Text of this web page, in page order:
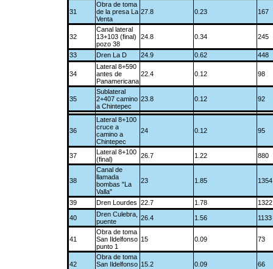
31
Obra de toma
de la presa La
Venta
27.8 0.23 167
32
Canal lateral
13+103 (final)
pozo 38
24.8 0.34 245
33 Dren La D 24.9 0.62 448
34
Lateral 8+590
antes de
Panamericana
22.4 0.12 98
35
Sublateral
2+407 camino
a Chintepec
23.8 0.12 92
36
Lateral 8+100
cruce a
camino a
Chintepec
24 0.12 95
37
Lateral 8+100
(final)
26.7 1.22 880
38
Canal de
llamada
bombas "La
Valla"
23 1.85 1354
39 Dren Lourdes 22.7 1.78 1322
40
Dren Culebra,
puente
26.4 1.56 1133
41
Obra de toma
San Ildelfonso
punto 1
15 0.09 73
42
Obra de toma
San Ildelfonso 15.2 0.09 66